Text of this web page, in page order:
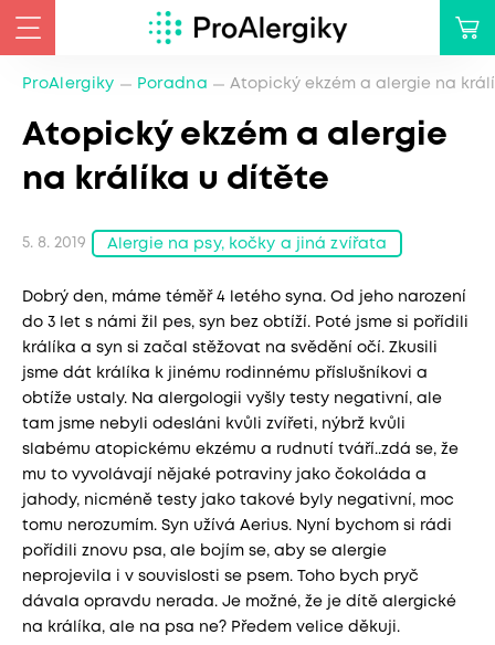
ProAlergiky Poradna Atopický ekzém a alergie na
Atopický ekzém a alergie
na králíka u dítěte
5. 8. 2019 Alergie na psy, kočky a jiná zvířata
Dobrý den, máme téměř 4 letého syna. Od jeho narození
do 3 let s námi žil pes, syn bez obtíží. Poté jsme si pořídili
králíka a syn si začal stěžovat na svědění očí. Zkusili
jsme dát králíka k jinému rodinnému příslušníkovi a
obtíže ustaly. Na alergologii vyšly testy negativní, ale
tam jsme nebyli odesláni kvůli zvířeti, nýbrž kvůli
slabému atopickému ekzému a rudnutí tváří..zdá se, že
mu to vyvolávají nějaké potraviny jako čokoláda a
jahody, nicméně testy jako takové byly negativní, moc
tomu nerozumím. Syn užívá Aerius. Nyní bychom si rádi
pořídili znovu psa, ale bojím se, aby se alergie
neprojevila i v souvislosti se psem. Toho bych pryč
dávala opravdu nerada. Je možné, že je dítě alergické
na králíka, ale na psa ne? Předem velice děkuji.